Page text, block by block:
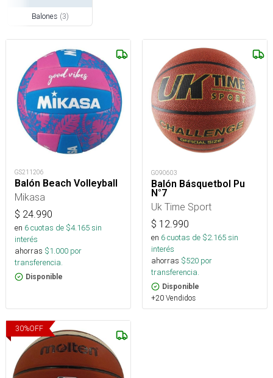
Balones (3)
GS211206
Balón Beach Volleyball
Mikasa
$ 24.990
en 6cuotas de $4.165sin
interés
ahorras $1.000 por
transferencia.
Disponible
G090603
Balón Básquetbol Pu
N°7
Uk Time Sport
$ 12.990
en 6cuotas de $2.165sin
interés
ahorras $520 por
transferencia.
Disponible
+20 Vendidos
30%OFF